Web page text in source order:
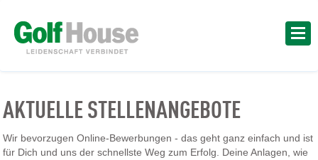
AKTUELLE STELLENANGEBOTE
Wir bevorzugen Online-Bewerbungen - das geht ganz einfach und ist
für Dich und uns der schnellste Weg zum Erfolg. Deine Anlagen, wie